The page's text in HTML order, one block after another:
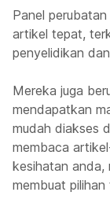
Panel
artikel tepat,
penyelidikan
Mereka juga
mendapatkan
mudah diakses
membaca
kesihatan anda,
membuat pilihan